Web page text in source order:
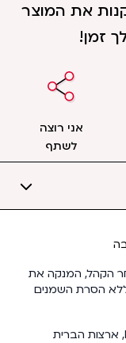
את המוצר
זמן!
אני רוצה
לשתף
הקהל, המנקה את
הסרת השמנים
, ארצות הברית